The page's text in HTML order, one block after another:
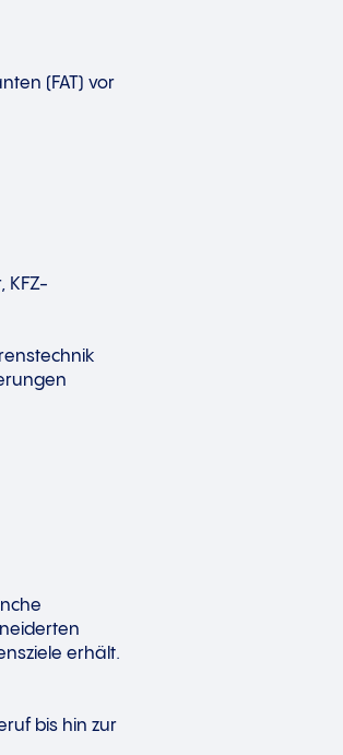
(FAT) vor
KFZ-
erhält.
bis hin zur